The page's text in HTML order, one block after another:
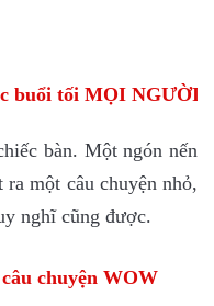
buổi tối MỌI NGƯỜI
bàn. Một ngón nến
một câu chuyện nhỏ,
nghĩ cũng được.
chuyện WOW